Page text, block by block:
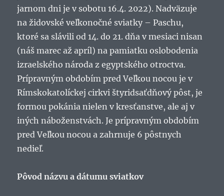
jarnom dni je v sobotu 16.4. 2022). Nadväzuje
na židovské veľkonočné sviatky – Paschu,
ktoré sa slávili od 14. do 21. dňa v mesiaci nisan
(náš marec až apríl) na pamiatku oslobodenia
izraelského národa z egyptského otroctva.
Prípravným obdobím pred Veľkou nocou je v
Rímskokatolíckej cirkvi štyridsaťdňový pôst, je
formou pokánia nielen v kresťanstve, ale aj v
iných náboženstvách. Je prípravným obdobím
pred Veľkou nocou a zahrnuje 6 pôstnych
nedieľ.
Pôvod názvu a dátumu sviatkov